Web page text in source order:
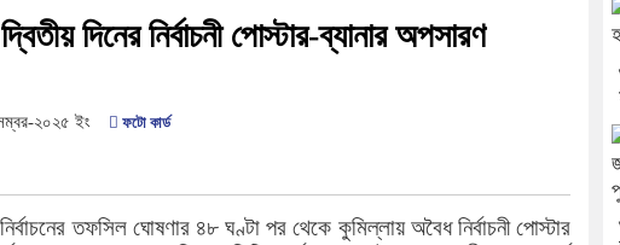
দিনের নির্বাচনী পোস্টার-ব্যানার অপসারণ
২০২৫ ইং ফটো কার্ড
তফসিল ঘোষণার ৪৮ ঘণ্টা পর থেকে কুমিল্লায় অবৈধ নির্বাচনী পোস্টার